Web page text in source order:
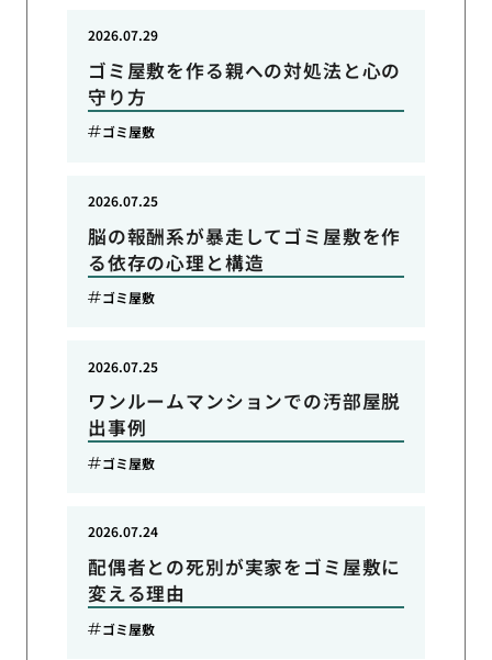
ゴミ屋敷を作る親への対処法と心の
守り方
2026.07.29
ゴミ屋敷
脳の報酬系が暴走してゴミ屋敷を作
る依存の心理と構造
2026.07.25
ゴミ屋敷
ワンルームマンションでの汚部屋脱
出事例
2026.07.25
ゴミ屋敷
配偶者との死別が実家をゴミ屋敷に
変える理由
2026.07.24
ゴミ屋敷